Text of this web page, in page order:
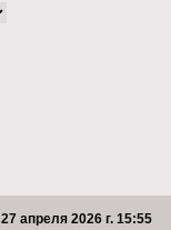
27 апреля 2026 г. 15:55